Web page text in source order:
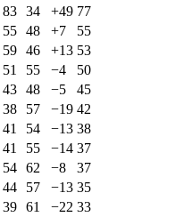
83 34 +49 77
55 48 +7
55
59 46 +13 53
51 55 −4
50
43 48 −5
45
38 57 −19 42
41 54 −13 38
41 55 −14 37
54 62 −8
37
44 57 −13 35
39 61 −22 33